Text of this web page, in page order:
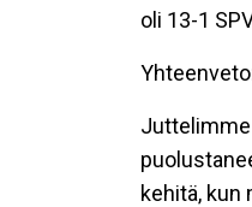
oli 13-1
kehitä, kun